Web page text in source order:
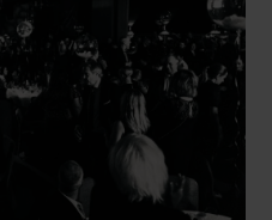
företagets kultur,
engagerande
ett noggrant kurerat
som kombinerade
upplevelser.